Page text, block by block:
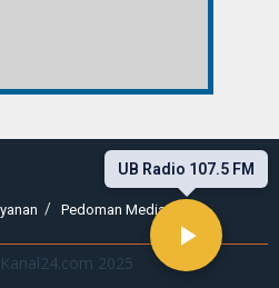
UB Radio 107.5 FM
Pedoman Media Siber
2025